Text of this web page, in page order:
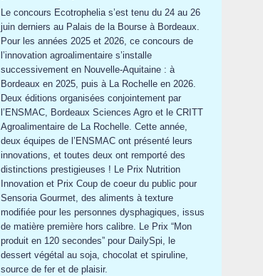
Le concours Ecotrophelia s’est tenu du 24 au 26
juin derniers au Palais de la Bourse à Bordeaux.
Pour les années 2025 et 2026, ce concours de
l’innovation agroalimentaire s’installe
successivement en Nouvelle-Aquitaine : à
Bordeaux en 2025, puis à La Rochelle en 2026.
Deux éditions organisées conjointement par
l’ENSMAC, Bordeaux Sciences Agro et le CRITT
Agroalimentaire de La Rochelle. Cette année,
deux équipes de l’ENSMAC ont présenté leurs
innovations, et toutes deux ont remporté des
distinctions prestigieuses ! Le Prix Nutrition
Innovation et Prix Coup de coeur du public pour
Sensoria Gourmet, des aliments à texture
modifiée pour les personnes dysphagiques, issus
de matière première hors calibre. Le Prix “Mon
produit en 120 secondes” pour DailySpi, le
dessert végétal au soja, chocolat et spiruline,
source de fer et de plaisir.